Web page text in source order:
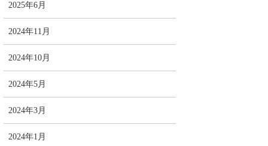
2025年6月
2024年11月
2024年10月
2024年5月
2024年3月
2024年1月